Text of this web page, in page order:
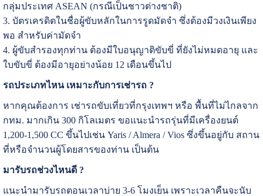
กลุ่มประเทศ ASEAN (กรณีเป็นชาวต่างชาติ)
3. บัตรเครดิตในชื่อผู้ขับหลักในการรูดมัดจำ ซึ่งต้องมีวงเงินเพียง
พอ สำหรับค่ามัดจำ
4. ผู้ขับสำรองทุกท่าน ต้องมีใบอนุญาติขับขี่ ที่ยังไม่หมดอายุ และ
ใบขับขี่ ต้องมีอายุอย่างน้อย 12 เดือนขึ้นไป
รถประเภทไหน เหมาะกับการเช่ารถ ?
หากคุณต้องการ เช่ารถขับเที่ยวที่กรุงเทพฯ หรือ พื้นที่ไม่ไกลจาก
กทม. มากเกิน 300 กิโลเมตร ขอแนะนำรถรุ่นที่มีเครื่องยนต์
1,200-1,500 CC ขึ้นไปเช่น Yaris / Almera / Vios ซึ่งขึ้นอยู่กับ สถาน
ที่หรือจำนวนผู้โดยสารของท่าน เป็นต้น
มารับรถช่วงไหนดี ?
แนะนำมารับรถตอนเวลาบ่าย 3-6 โมงเย็น เพราะเวลาคืนจะนับ